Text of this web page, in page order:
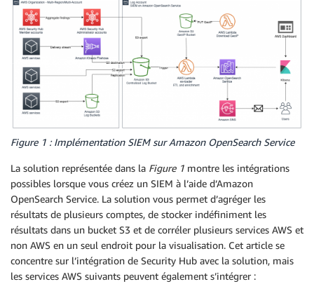
Figure 1 : Implémentation SIEM sur Amazon OpenSearch Service
La solution représentée dans la Figure 1 montre les intégrations
possibles lorsque vous créez un SIEM à l’aide d’Amazon
OpenSearch Service. La solution vous permet d’agréger les
résultats de plusieurs comptes, de stocker indéfiniment les
résultats dans un bucket S3 et de corréler plusieurs services AWS et
non AWS en un seul endroit pour la visualisation. Cet article se
concentre sur l’intégration de Security Hub avec la solution, mais
les services AWS suivants peuvent également s’intégrer :